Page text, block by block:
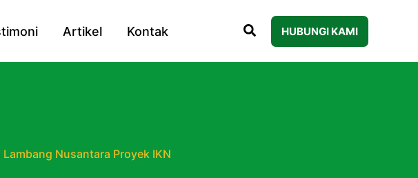
Artikel Kontak HUBUNGI KAMI
Nusantara Proyek IKN